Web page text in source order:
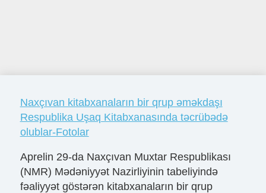
Naxçıvan kitabxanaların bir qrup əməkdaşı
Respublika Uşaq Kitabxanasında təcrübədə
olublar-Fotolar
Aprelin 29-da Naxçıvan Muxtar Respublikası
(NMR) Mədəniyyət Nazirliyinin tabeliyində
fəaliyyət göstərən kitabxanaların bir qrup